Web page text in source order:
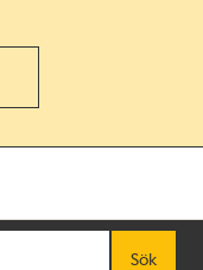
Sök